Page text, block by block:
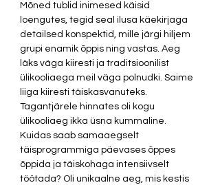
Mõned tublid inimesed käisid
loengutes, tegid seal ilusa käekirjaga
detailsed konspektid, mille järgi hiljem
grupi enamik õppis ning vastas. Aeg
läks väga kiiresti ja traditsioonilist
ülikooliaega meil väga polnudki. Saime
liiga kiiresti täiskasvanuteks.
Tagantjärele hinnates oli kogu
ülikooliaeg ikka üsna kummaline.
Kuidas saab samaaegselt
täisprogrammiga päevases õppes
õppida ja täiskohaga intensiivselt
töötada? Oli unikaalne aeg, mis kestis